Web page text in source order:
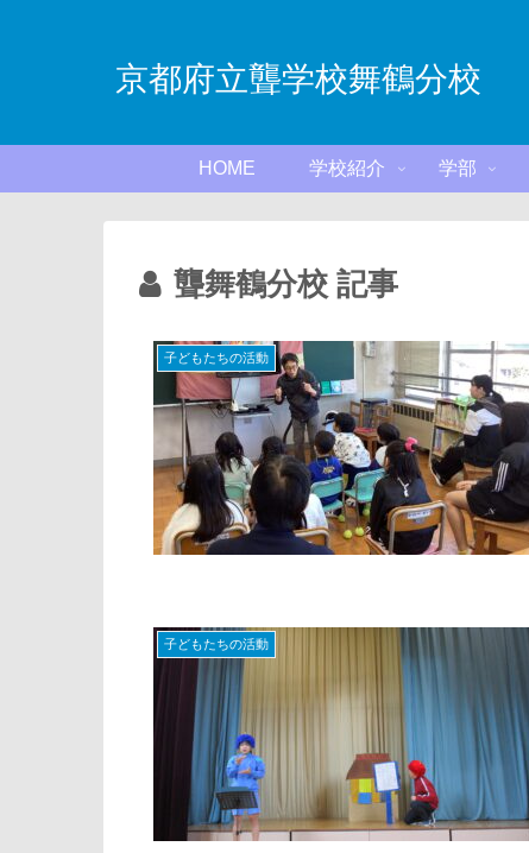
京都府立聾学校舞鶴分校
HOME 学校紹介 学部
聾舞鶴分校 記事
子どもたちの活動
子どもたちの活動